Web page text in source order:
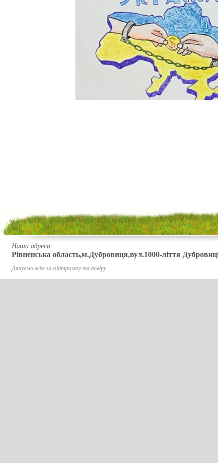
Наша адреса:
Рівненська область,м.Дубровиця,вул.1000-ліття
Дякуємо всім за підтримкута довіру